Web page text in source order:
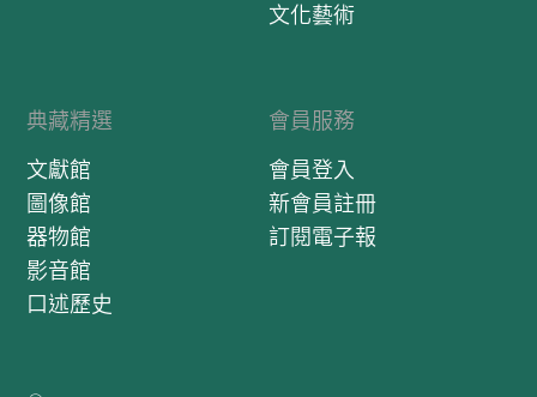
文化藝術
典藏精選
文獻館
圖像館
器物館
影音館
口述歷史
會員服務
會員登入
新會員註冊
訂閱電子報